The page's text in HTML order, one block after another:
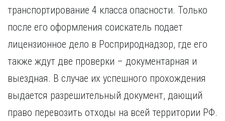
транспортирование 4 класса опасности. Только
после его оформления соискатель подает
лицензионное дело в Росприроднадзор, где его
также ждут две проверки – документарная и
выездная. В случае их успешного прохождения
выдается разрешительный документ, дающий
право перевозить отходы на всей территории РФ.